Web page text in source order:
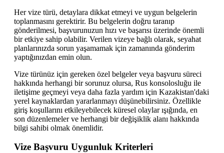
Her vize türü, detaylara dikkat etmeyi ve uygun belgelerin
toplanmasını gerektirir. Bu belgelerin doğru taranıp
gönderilmesi, başvurunuzun hızı ve başarısı üzerinde önemli
bir etkiye sahip olabilir. Verilen vizeye bağlı olarak, seyahat
planlarınızda sorun yaşamamak için zamanında gönderim
yaptığınızdan emin olun.
Vize türünüz için gereken özel belgeler veya başvuru süreci
hakkında herhangi bir sorunuz olursa, Rus konsolosluğu ile
iletişime geçmeyi veya daha fazla yardım için Kazakistan'daki
yerel kaynaklardan yararlanmayı düşünebilirsiniz. Özellikle
giriş koşullarını etkileyebilecek küresel olaylar ışığında, en
son düzenlemeler ve herhangi bir değişiklik alanı hakkında
bilgi sahibi olmak önemlidir.
Vize Başvuru Uygunluk Kriterleri